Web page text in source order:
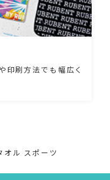
印刷方法でも幅広く
オル スポーツ